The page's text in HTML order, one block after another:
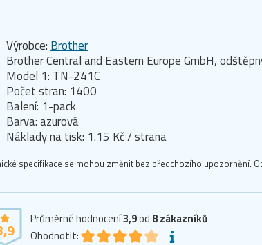
Výrobce: Brother
Brother Central and Eastern Europe GmbH,
Model 1: TN-241C
Počet stran: 1400
Balení: 1-pack
Barva: azurová
Náklady na tisk: 1.15 Kč / strana
specifikace se mohou změnit bez předchozího upozornění.
Průměrné hodnocení3,9od 8zákazníků
Ohodnotit: